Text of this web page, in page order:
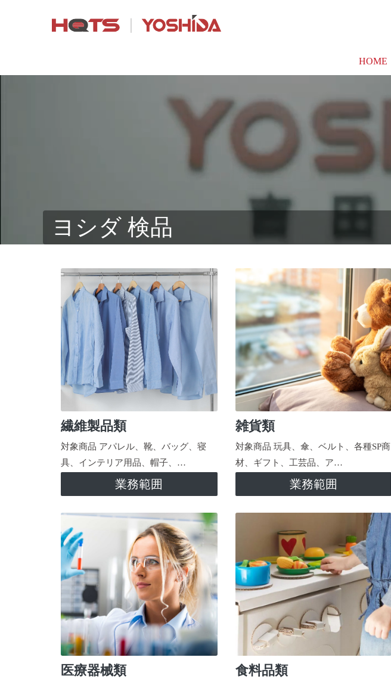
HOME
ヨシダ 検品
繊維製品類
対象商品 アパレル、靴、バッグ、寝
具、インテリア用品、帽子、…
業務範囲
雑貨類
対象商品 玩具、傘、ベルト、各種SP商
材、ギフト、工芸品、ア…
業務範囲
医療器械類 食料品類